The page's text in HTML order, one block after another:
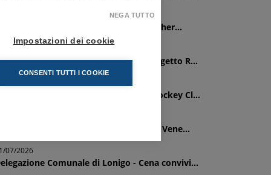
Scopri i nuovi corsi finanziati con i Voucher...
29/07/2026
Comunale di Vicenza - "Progetto R...
Convenzione biglietti e abbonamenti Hockey Cl...
Progetto turismo sociale e inclusivo nel Vene...
07/2026
Comunale di Lonigo - Cena convivi...
Impostazioni dei cookie
NEGA TUTTO
CONSENTI TUTTI I COOKIE